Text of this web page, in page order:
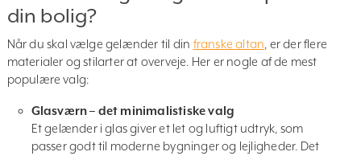
din bolig?
Når du skal vælge gelænder til din franske altan , er der flere
materialer og stilarter at overveje. Her er nogle af de mest
populære valg:
Glasværn – det minimalistiske valg
Et gelænder i glas giver et let og luftigt udtryk, som
passer godt til moderne bygninger og lejligheder. Det